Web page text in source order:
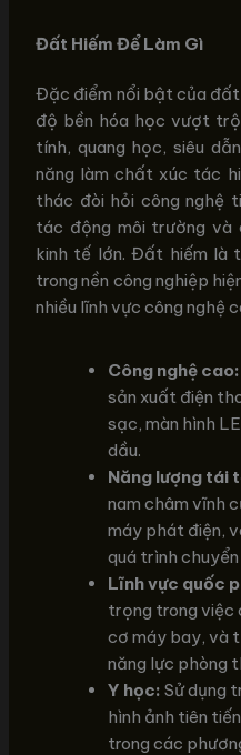
Đất Hiếm Để Làm Gì
Đặc điểm nổi bật của đất
độ bền hóa học vượt
tính, quang học, siêu
năng làm chất xúc tác
thác đòi hỏi công nghệ
tác động môi trường và
kinh tế lớn. Đất hiếm là
trong nền công nghiệp
nhiều lĩnh vực công nghệ
Công nghệ cao:
sản xuất điện
sạc, màn hình
dầu.
Năng lượng tái
nam châm vĩnh
máy phát điện,
quá trình
Lĩnh vực quốc
trọng trong việc
cơ máy bay, và
năng lực phòng
Y học: Sử dụng
hình ảnh tiên
trong các